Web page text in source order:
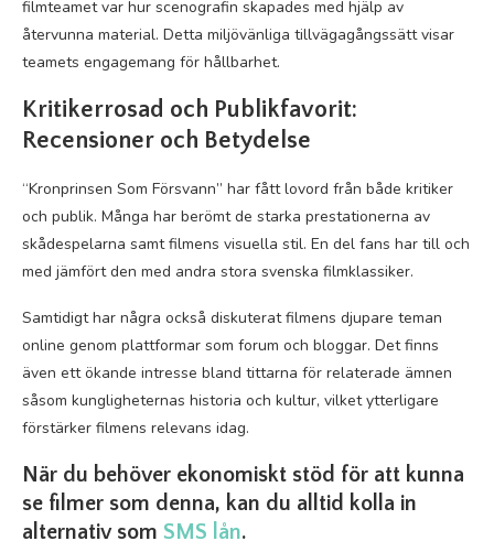
filmteamet var hur scenografin skapades med hjälp av
återvunna material. Detta miljövänliga tillvägagångssätt visar
teamets engagemang för hållbarhet.
Kritikerrosad och Publikfavorit:
Recensioner och Betydelse
“Kronprinsen Som Försvann” har fått lovord från både kritiker
och publik. Många har berömt de starka prestationerna av
skådespelarna samt filmens visuella stil. En del fans har till och
med jämfört den med andra stora svenska filmklassiker.
Samtidigt har några också diskuterat filmens djupare teman
online genom plattformar som forum och bloggar. Det finns
även ett ökande intresse bland tittarna för relaterade ämnen
såsom kungligheternas historia och kultur, vilket ytterligare
förstärker filmens relevans idag.
När du behöver ekonomiskt stöd för att kunna
se filmer som denna, kan du alltid kolla in
alternativ som SMS lån.